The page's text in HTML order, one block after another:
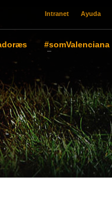
Intranet Ayuda
#somValenciana